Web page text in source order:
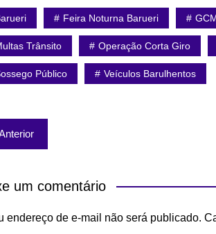
Feira Noturna Barueri
Trânsito Operação Corta Giro
Público Veículos Barulhentos
um comentário
endereço de e-mail não será publicado.